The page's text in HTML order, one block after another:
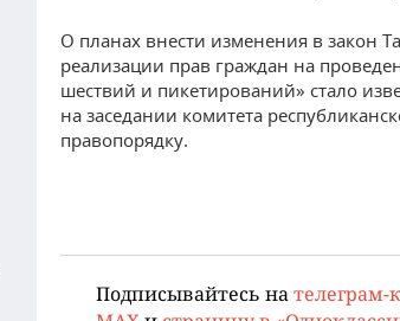
О планах внести изменения в закон
реализации прав граждан на
шествий и пикетирований» стало
на заседании комитета
правопорядку.
Подписывайтесь нателеграм-